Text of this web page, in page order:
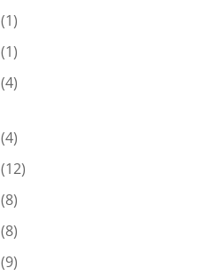
(1)
(1)
(4)
(4)
(12)
(8)
(8)
(9)